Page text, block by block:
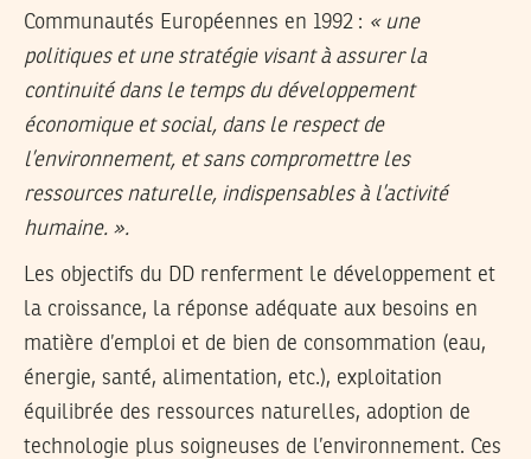
Communautés Européennes en 1992 : « une
politiques et une stratégie visant à assurer la
continuité dans le temps du développement
économique et social, dans le respect de
l’environnement, et sans compromettre les
ressources naturelle, indispensables à l’activité
humaine. ».
Les objectifs du DD renferment le développement et
la croissance, la réponse adéquate aux besoins en
matière d’emploi et de bien de consommation (eau,
énergie, santé, alimentation, etc.), exploitation
équilibrée des ressources naturelles, adoption de
technologie plus soigneuses de l’environnement. Ces